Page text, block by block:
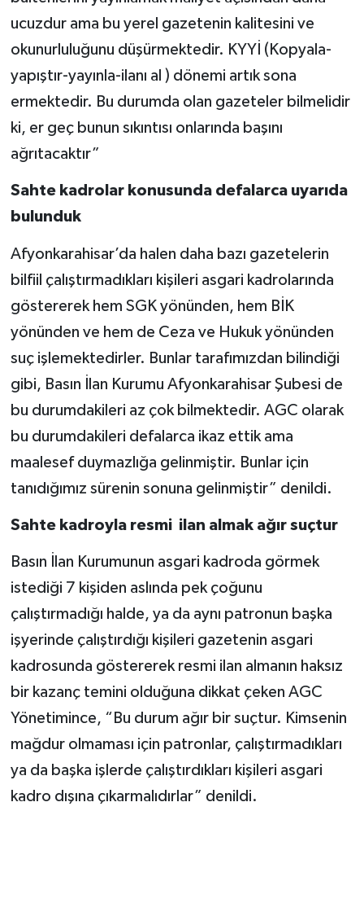
ucuzdur ama bu yerel gazetenin kalitesini ve
okunurluluğunu düşürmektedir. KYYİ (Kopyala-
yapıştır-yayınla-ilanı al ) dönemi artık sona
ermektedir. Bu durumda olan gazeteler bilmelidir
ki, er geç bunun sıkıntısı onlarında başını
ağrıtacaktır”
Sahte kadrolar konusunda defalarca uyarıda
bulunduk
Afyonkarahisar’da halen daha bazı gazetelerin
bilfiil çalıştırmadıkları kişileri asgari kadrolarında
göstererek hem SGK yönünden, hem BİK
yönünden ve hem de Ceza ve Hukuk yönünden
suç işlemektedirler. Bunlar tarafımızdan bilindiği
gibi, Basın İlan Kurumu Afyonkarahisar Şubesi de
bu durumdakileri az çok bilmektedir. AGC olarak
bu durumdakileri defalarca ikaz ettik ama
maalesef duymazlığa gelinmiştir. Bunlar için
tanıdığımız sürenin sonuna gelinmiştir” denildi.
Sahte kadroyla resmi ilan almak ağır suçtur
Basın İlan Kurumunun asgari kadroda görmek
istediği 7 kişiden aslında pek çoğunu
çalıştırmadığı halde, ya da aynı patronun başka
işyerinde çalıştırdığı kişileri gazetenin asgari
kadrosunda göstererek resmi ilan almanın haksız
bir kazanç temini olduğuna dikkat çeken AGC
Yönetimince, “Bu durum ağır bir suçtur. Kimsenin
mağdur olmaması için patronlar, çalıştırmadıkları
ya da başka işlerde çalıştırdıkları kişileri asgari
kadro dışına çıkarmalıdırlar” denildi.